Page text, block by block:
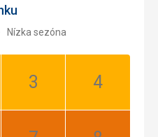
Nízka sezóna
Marec:
Apríl: